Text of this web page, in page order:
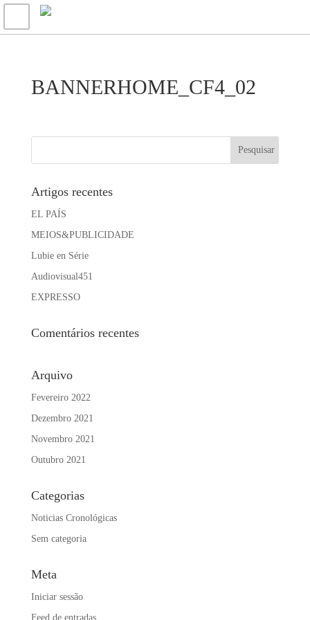
BANNERHOME_CF4_02
Artigos recentes
EL PAÍS
MEIOS&PUBLICIDADE
Lubie en Série
Audiovisual451
EXPRESSO
Comentários recentes
Arquivo
Fevereiro 2022
Dezembro 2021
Novembro 2021
Outubro 2021
Categorias
Noticias Cronológicas
Sem categoria
Meta
Iniciar sessão
Feed de entradas